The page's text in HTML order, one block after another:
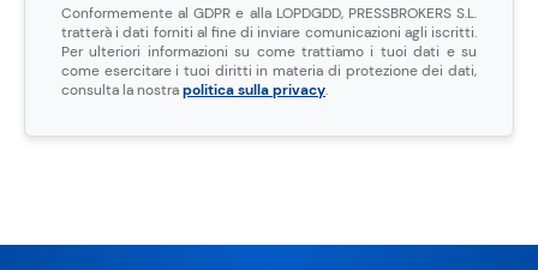
Conformemente al GDPR e alla LOPDGDD, PRESSBROKERS S.L.
tratterà i dati forniti al fine di inviare comunicazioni agli iscritti.
Per ulteriori informazioni su come trattiamo i tuoi dati e su
come esercitare i tuoi diritti in materia di protezione dei dati,
consulta la nostrapolitica sulla privacy.